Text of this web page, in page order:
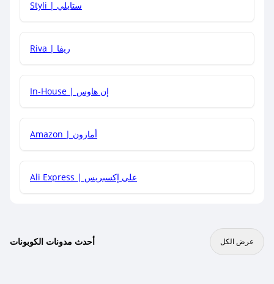
هل يمكنني جمع كود خصم مع العروض الأخرى؟
Styli | ستايلي
Riva | ريفا
In-House | إن هاوس
Amazon | أمازون
Ali Express | علي إكسبريس
أحدث مدونات الكوبونات عرض الكل